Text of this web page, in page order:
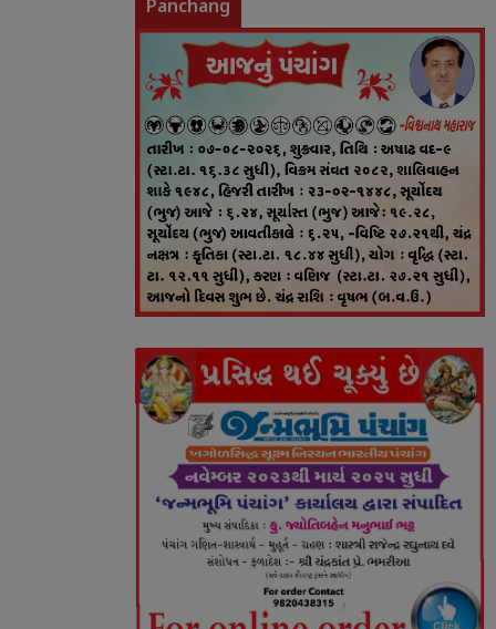
Panchang